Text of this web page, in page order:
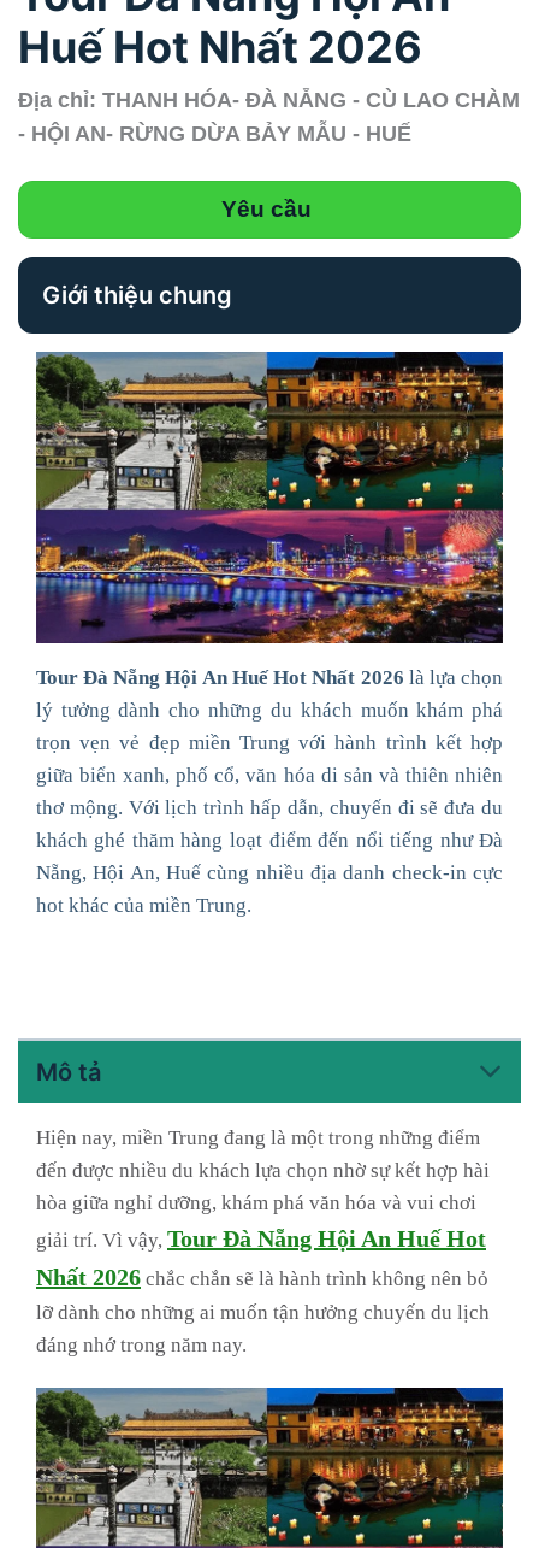
Huế Hot Nhất 2026
Địa chỉ: THANH HÓA- ĐÀ NẴNG - CÙ LAO CHÀM
- HỘI AN- RỪNG DỪA BẢY MẪU - HUẾ
Yêu cầu
Giới thiệu chung
Tour Đà Nẵng Hội An Huế Hot Nhất 2026 là lựa chọn
lý tưởng dành cho những du khách muốn khám phá
trọn vẹn vẻ đẹp miền Trung với hành trình kết hợp
giữa biển xanh, phố cổ, văn hóa di sản và thiên nhiên
thơ mộng. Với lịch trình hấp dẫn, chuyến đi sẽ đưa du
khách ghé thăm hàng loạt điểm đến nổi tiếng nhưĐà
Nẵng,Hội An, Huế cùng nhiều địa danh check-in cực
hot khác của miền Trung.
Mô tả
Hiện nay, miền Trung đang là một trong những điểm
đến được nhiều du khách lựa chọn nhờ sự kết hợp hài
hòa giữa nghỉ dưỡng, khám phá văn hóa và vui chơi
giải trí. Vì vậy, Tour Đà Nẵng Hội An Huế Hot
Nhất 2026 chắc chắn sẽ là hành trình không nên bỏ
lỡ dành cho những ai muốn tận hưởng chuyến du lịch
đáng nhớ trong năm nay.